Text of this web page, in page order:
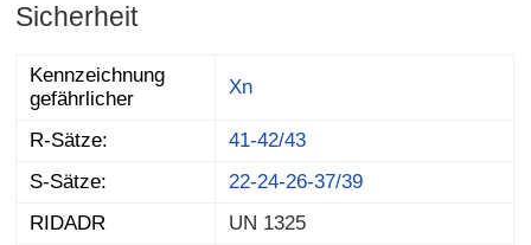
Sicherheit
Kennzeichnung
gefährlicher
Xn
R-Sätze:
41-42/43
S-Sätze:
22-24-26-37/39
RIDADR
UN 1325